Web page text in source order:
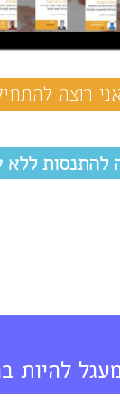
רוצה
להתנסות ללא
להיות